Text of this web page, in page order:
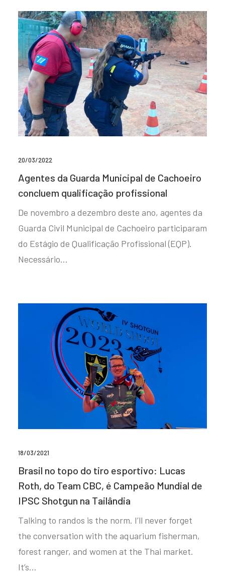
20/03/2022
Agentes da Guarda Municipal de Cachoeiro
concluem qualificação profissional
De novembro a dezembro deste ano, agentes da
Guarda Civil Municipal de Cachoeiro participaram
do Estágio de Qualificação Profissional (EQP).
Necessário…
18/03/2021
Brasil no topo do tiro esportivo: Lucas
Roth, do Team CBC, é Campeão Mundial de
IPSC Shotgun na Tailândia
Talking to randos is the norm. I’ll never forget
the conversation with the aquarium fisherman,
forest ranger, and women at the Thai market.
It’s…